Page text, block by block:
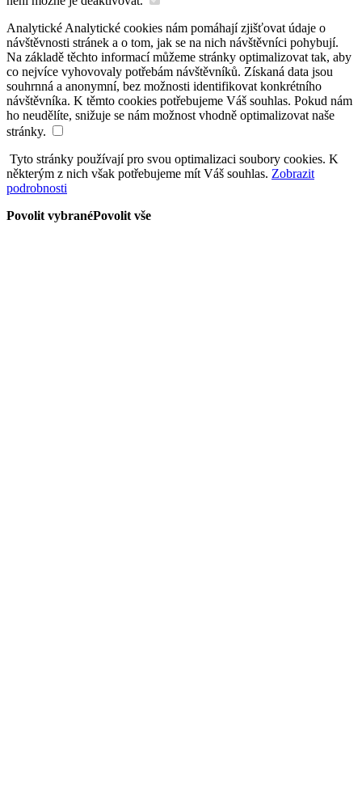
Analytické Analytické cookies nám pomáhají zjišťovat údaje o
návštěvnosti stránek a o tom, jak se na nich návštěvníci pohybují.
Na základě těchto informací můžeme stránky optimalizovat tak, aby
co nejvíce vyhovovaly potřebám návštěvníků. Získaná data jsou
souhrnná a anonymní, bez možnosti identifikovat konkrétního
návštěvníka. K těmto cookies potřebujeme Váš souhlas. Pokud nám
ho neudělíte, snižuje se nám možnost vhodně optimalizovat naše
stránky.
Tyto stránky používají pro svou optimalizaci soubory cookies. K
některým z nich však potřebujeme mít Váš souhlas. Zobrazit
podrobnosti
Povolit vybranéPovolit vše